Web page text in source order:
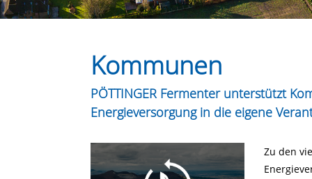
Kommunen
PÖTTINGER Fermenter unterstützt
Energieversorgung in die eigene
Zu den